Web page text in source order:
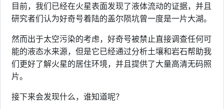
目前，我们已经在火星表面发现了液体流动的证据，并且
研究者们认为好奇号着陆的盖尔陨坑曾一度是一片大湖。
然而出于太空污染的考虑，好奇号被禁止直接调查任何可
能的液态水来源，但是它已经通过分析土壤和岩石帮助我
们更好了解火星的居住环境，并且提供了大量高清无码照
片。
接下来会发现什么，谁知道呢？